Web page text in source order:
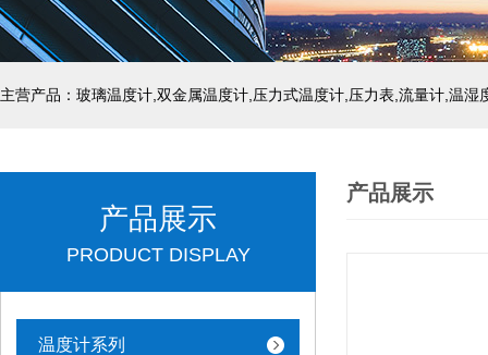
产品展示
PRODUCT DISPLAY
温度计系列
产品展示